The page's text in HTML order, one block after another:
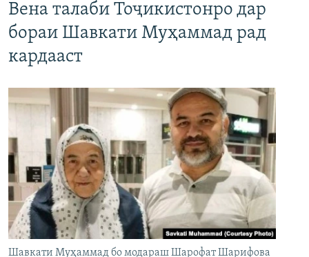
Вена талаби Тоҷикистонро дар
бораи Шавкати Муҳаммад рад
кардааст
Шавкати Муҳаммад бо модараш Шарофат Шарифова